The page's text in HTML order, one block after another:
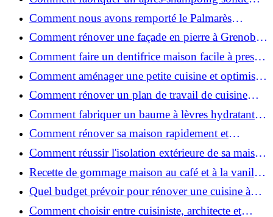
naturel pour cheveux ?
Comment nous avons remporté le Palmarès
(Ré)HABITER 2025 : les coulisses du projet primé
?
Comment rénover une façade en pierre à Grenoble
: techniques, coûts et conseils
Comment faire un dentifrice maison facile à presser
?
Comment aménager une petite cuisine et optimiser
chaque centimètre carré ?
Comment rénover un plan de travail de cuisine
facilement : guide étape par étape
Comment fabriquer un baume à lèvres hydratant et
naturel au suif ?
Comment rénover sa maison rapidement et
efficacement ?
Comment réussir l'isolation extérieure de sa maison
pour une rénovation performante et durable ?
Recette de gommage maison au café et à la vanille
pour une peau douce
Quel budget prévoir pour rénover une cuisine à
Voiron en 2026 : coûts et aides locales ?
Comment choisir entre cuisiniste, architecte et